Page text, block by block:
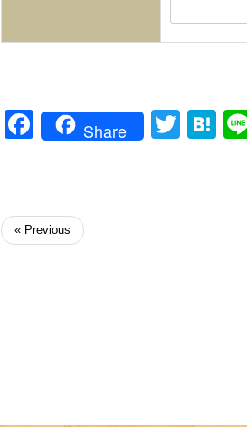
human,
Facebook
Share
« Previous